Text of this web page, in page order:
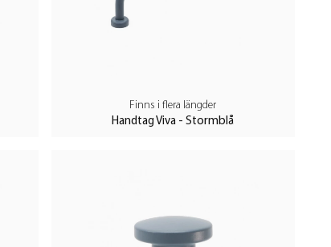
Finns i flera längder
Handtag Viva - Stormblå